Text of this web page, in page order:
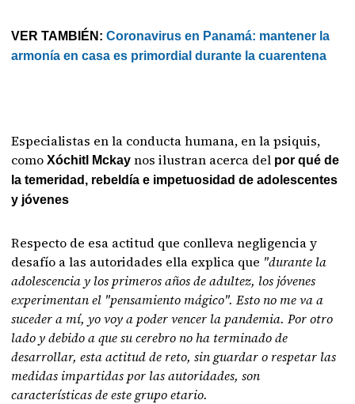
VER TAMBIÉN:Coronavirus en Panamá: mantener la
armonía en casa es primordial durante la cuarentena
Especialistas en la conducta humana, en la psiquis,
comoXóchitl Mckay nos ilustran acerca del por qué de
la temeridad, rebeldía e impetuosidad de adolescentes
y jóvenes
Respecto de esa actitud que conlleva negligencia y
desafío a las autoridades ella explica que "durante la
adolescencia y los primeros años de adultez, los jóvenes
experimentan el "pensamiento mágico". Esto no me va a
suceder a mí, yo voy a poder vencer la pandemia. Por otro
lado y debido a que su cerebro no ha terminado de
desarrollar, esta actitud de reto, sin guardar o respetar las
medidas impartidas por las autoridades, son
características de este grupo etario.